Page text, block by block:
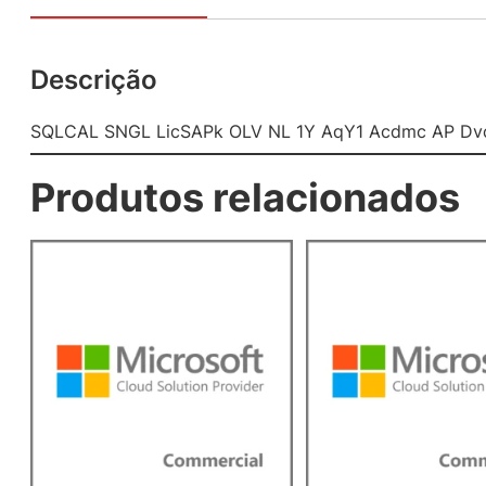
Descrição
SQLCAL SNGL LicSAPk OLV NL 1Y AqY1 Acdmc AP
Produtos relacionados